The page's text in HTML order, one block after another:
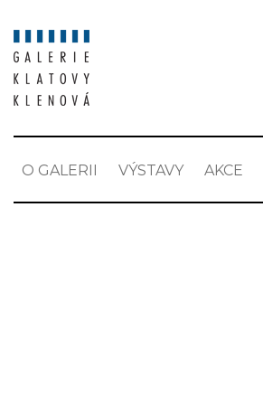
O GALERII VÝSTAVY AKCE